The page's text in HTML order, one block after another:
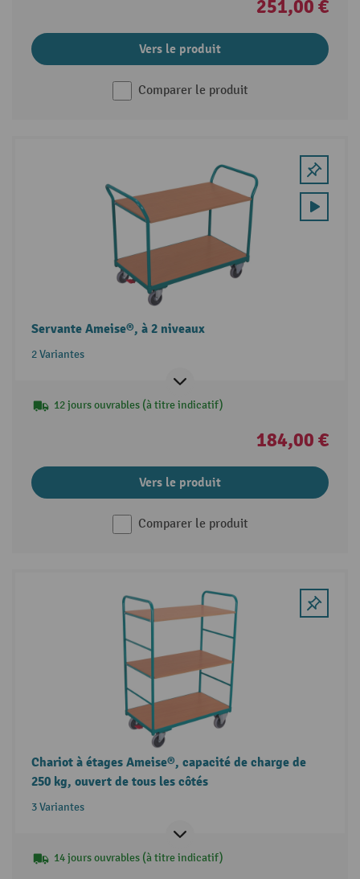
251,00 €
Vers le produit
Comparer le produit
Servante Ameise®, à 2 niveaux
2 Variantes
12 jours ouvrables (à titre indicatif)
184,00 €
Vers le produit
Comparer le produit
Chariot à étages Ameise®, capacité de charge de
250 kg, ouvert de tous les côtés
3 Variantes
14 jours ouvrables (à titre indicatif)